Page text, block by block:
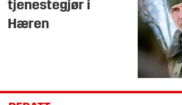
tjenestegjør i
Hæren